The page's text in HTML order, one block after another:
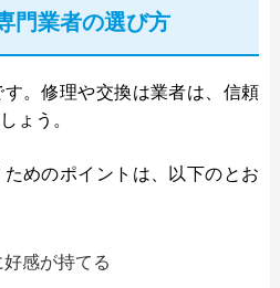
門業者の選び方
。修理や交換は業者は、信頼
ょう。
めのポイントは、以下のとお
感が持てる